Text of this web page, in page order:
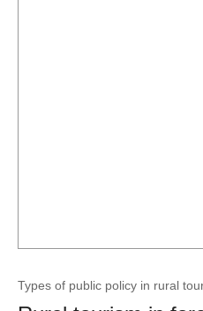
Types of public policy in rural